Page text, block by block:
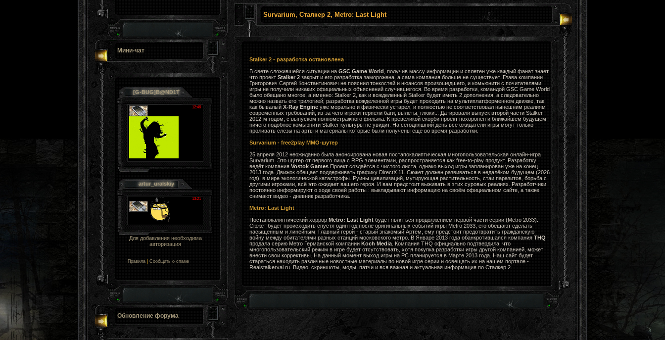
Мини-чат
Для добавления необходима
авторизация
Правила| Сообщить о спаме
Обновление форума
Survarium, Сталкер 2, Metro: Last Light
Stalker 2 - разработка остановлена
В свете сложившейся ситуации на GSC Game World , получив массу информации и сплетен уже каждый фанат знает,
что проект Stalker 2закрыт и его разработка заморожена, а сама компания больше не существует. Глава компании
Григорович Сергей Константинович не пояснил тонкостей и нюансов произошедшего, и комьюнити с почитателями
игры не получили никаких официальных объяснений случившегося. Во время разработки, командой GSC Game World
было обещано многое, а именно: Stalker 2, как и вожделенный Stalker будет иметь 2 дополнения, а следовательно
можно назвать его трилогией; разработка вожделенной игры будет проходить на мультиплатформенном движке, так
как бывалый X-Ray Engineуже морально и физически устарел, и полностью не соответствовал нынешним реалиям
современных требований, из-за чего игроки терпели баги, вылеты, глюки... Датировали выпуск второй части Stalker
2012-м годом, с выпуском полнометражного фильма. К превеликой скорби проект похоронен и ближайшем будущем
ничего подобное комьюнити Stalker культуры не увидит. На сегодняшний день все ожидатели игры могут только
проливать слёзы на арты и материалы которые были получены ещё во время разработки.
Survarium - free2play MMO-шутер
25 апреля 2012 неожиданно была анонсирована новая постапокалиптическая многопользовательская онлайн-игра
Survarium. Это шутер от первого лица с RPG элементами, распространяется как free-to-play продукт. Разработку
ведёт компания Vostok GamesПроект создаётся с чистого листа, однако выход игры запланирован уже на конец
2013 года. Движок обещает поддерживать графику DirectX 11. Сюжет должен развиваться в недалёком будущем (2026
год), в мире экологической катастрофы. Руины цивилизаций, мутирующая растительность, стаи паразитов, борьба с
другими игроками, всё это ожидает вашего героя. И вам предстоит выживать в этих суровых реалиях. Разработчики
постоянно информируют о ходе своей работы : выкладывают информацию на своём официальном сайте, а также
снимают видео - дневник разработчика.
Metro: Last Light
Постапокалиптический хоррор Metro: Last Lightбудет являться продолжением первой части серии (Metro 2033).
Сюжет будет происходить спустя один год после оригинальных событий игры Metro 2033, его обещают сделать
насыщенным и линейным. Главный герой - старый знакомый Артём, ему предстоит предотвратить гражданскую
войну между обитателями разных станций московского метро. В Январе 2013 года обанкротившаяся компания THQ
продала серию Metro Германской компании Koch Media. Компания THQ официально подтвердила, что
многопользовательский режим в игре будет отсутствовать, хотя покупка разработки игры другой компанией, может
внести свои коррективы. На данный момент выход игры на PC планируется в Марте 2013 года. Наш сайт будет
стараться находить различные новостные материалы по новой игре серии и освещать их на нашем портале -
Realstalkerval.ru. Видео, скриншоты, моды, патчи и вся важная и актуальная информация по Сталкер 2.